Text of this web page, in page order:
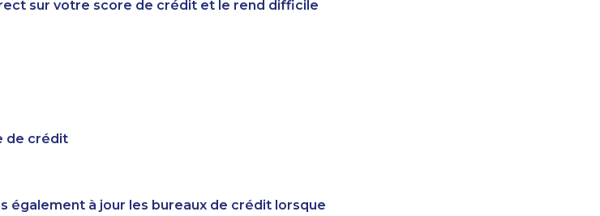
sur votre score de crédit et le rend difficile
de crédit
également à jour les bureaux de crédit lorsque